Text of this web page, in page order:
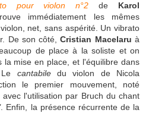
pour violon n°2 de Karol
immédiatement les mêmes
net, sans aspérité. Un vibrato
De son côté,Cristian Macelaru à
de place à la soliste et on
mise en place, et l'équilibre dans
cantabiledu violon de Nicola
le premier mouvement, noté
avec l'utilisation par Bruch du chant
. Enfin, la présence récurrente de la